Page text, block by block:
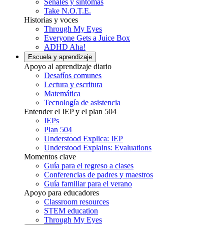
Señales y síntomas
Take N.O.T.E.
Historias y voces
Through My Eyes
Everyone Gets a Juice Box
ADHD Aha!
Escuela y aprendizaje
Apoyo al aprendizaje diario
Desafíos comunes
Lectura y escritura
Matemática
Tecnología de asistencia
Entender el IEP y el plan 504
IEPs
Plan 504
Understood Explica: IEP
Understood Explains: Evaluations
Momentos clave
Guía para el regreso a clases
Conferencias de padres y maestros
Guía familiar para el verano
Apoyo para educadores
Classroom resources
STEM education
Through My Eyes